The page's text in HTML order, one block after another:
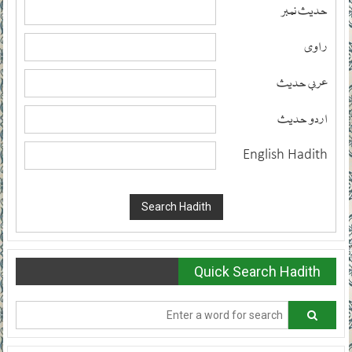
حدیث نمبر
راوی
عربی حدیث
اردو حدیث
English Hadith
Quick Search Hadith